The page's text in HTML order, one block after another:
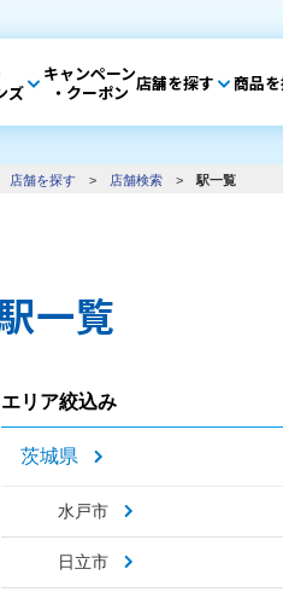
ズ
キャンペーン
・クーポン 店舗を探す 商品
店舗を探す > 店舗検索 > 駅一覧
一覧
エリア絞込み
茨城県
水戸市
日立市